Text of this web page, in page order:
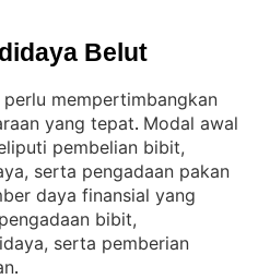
Belut
mempertimbangkan
yang tepat. Modal awal
pembelian bibit,
serta pengadaan pakan
daya finansial yang
bibit,
serta pemberian
.